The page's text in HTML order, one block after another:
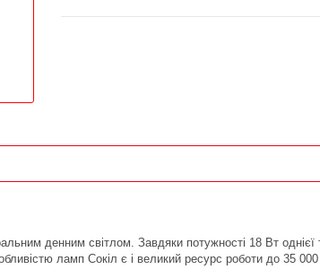
денним світлом. Завдяки потужності 18 Вт
ламп Сокіл є і великий ресурс роботи до 35